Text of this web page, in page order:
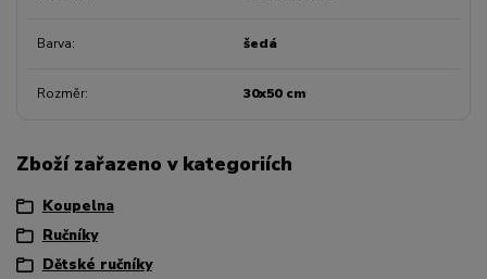
Barva šedá
Rozměr 30x50 cm
Zboží zařazeno v kategoriích
Koupelna
Ručníky
Dětské ručníky